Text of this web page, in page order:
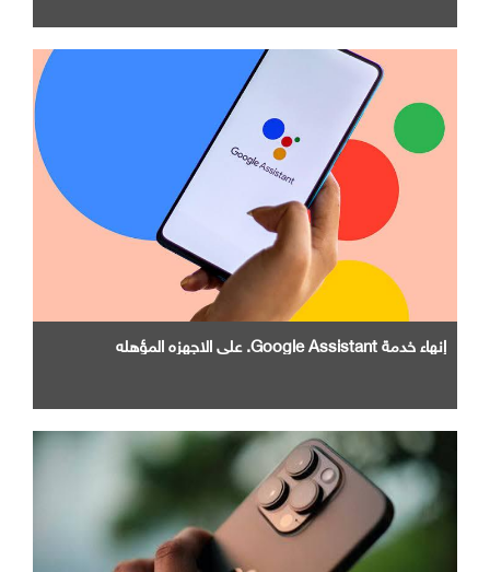
إنهاء خدمة Google Assistant. علي الاجهزه المؤهله